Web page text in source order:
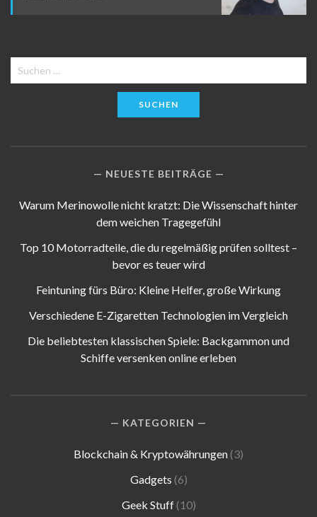
Suchen
nach:
NEUESTE BEITRÄGE
Warum Merinowolle nicht kratzt: Die Wissenschaft hinter
dem weichen Tragegefühl
Top 10 Motorradteile, die du regelmäßig prüfen solltest –
bevor es teuer wird
Feintuning fürs Büro: Kleine Helfer, große Wirkung
Verschiedene E-Zigaretten Technologien im Vergleich
Die beliebtesten klassischen Spiele: Backgammon und
Schiffe versenken online erleben
KATEGORIEN
Blockchain & Kryptowährungen (3)
Gadgets (6)
Geek Stuff(10)